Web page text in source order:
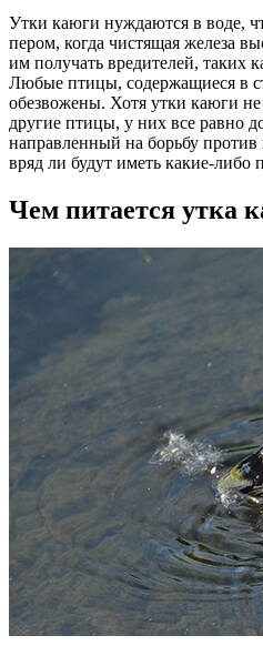
Утки каюги нуждаются в воде,
пером, когда чистящая железа
им получать вредителей, таких
Любые птицы, содержащиеся в
обезвожены. Хотя утки каюги
другие птицы, у них все равно
направленный на борьбу
вряд ли будут иметь какие-либо
Чем питается утка